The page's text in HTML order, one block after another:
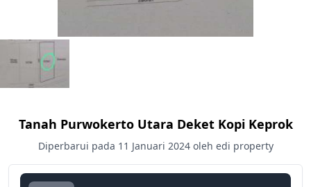
Tanah Purwokerto Utara Deket Kopi Keprok
Diperbarui pada 11 Januari 2024 oleh edi property